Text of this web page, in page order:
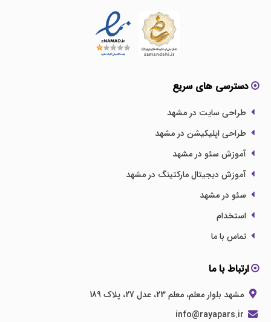
دسترسی های سریع
طراحی سایت در مشهد
طراحی اپلیکیشن در مشهد
آموزش سئو در مشهد
آموزش دیجیتال مارکتینگ در مشهد
سئو در مشهد
استخدام
تماس با ما
ارتباط با ما
مشهد بلوار معلم، معلم 23، عدل 27، پلاک 189